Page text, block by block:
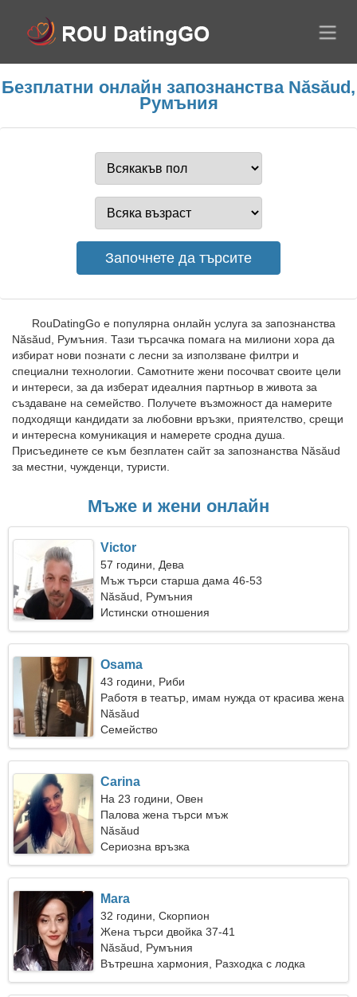
Безплатни онлайн запознанства Năsăud,
Румъния
RouDatingGo е популярна онлайн услуга за запознанства
Năsăud, Румъния. Тази търсачка помага на милиони хора да
избират нови познати с лесни за използване филтри и
специални технологии. Самотните жени посочват своите цели
и интереси, за да изберат идеалния партньор в живота за
създаване на семейство. Получете възможност да намерите
подходящи кандидати за любовни връзки, приятелство, срещи
и интересна комуникация и намерете сродна душа.
Присъединете се към безплатен сайт за запознанства Năsăud
за местни, чужденци, туристи.
Мъже и жени онлайн
Victor
57 години, Дева
Мъж търси старша дама 46-53
Năsăud, Румъния
Истински отношения
Osama
43 години, Риби
Работя в театър, имам нужда от красива жена
Năsăud
Семейство
Carina
На 23 години, Овен
Палова жена търси мъж
Năsăud
Сериозна връзка
Mara
32 години, Скорпион
Жена търси двойка 37-41
Năsăud, Румъния
Вътрешна хармония, Разходка с лодка